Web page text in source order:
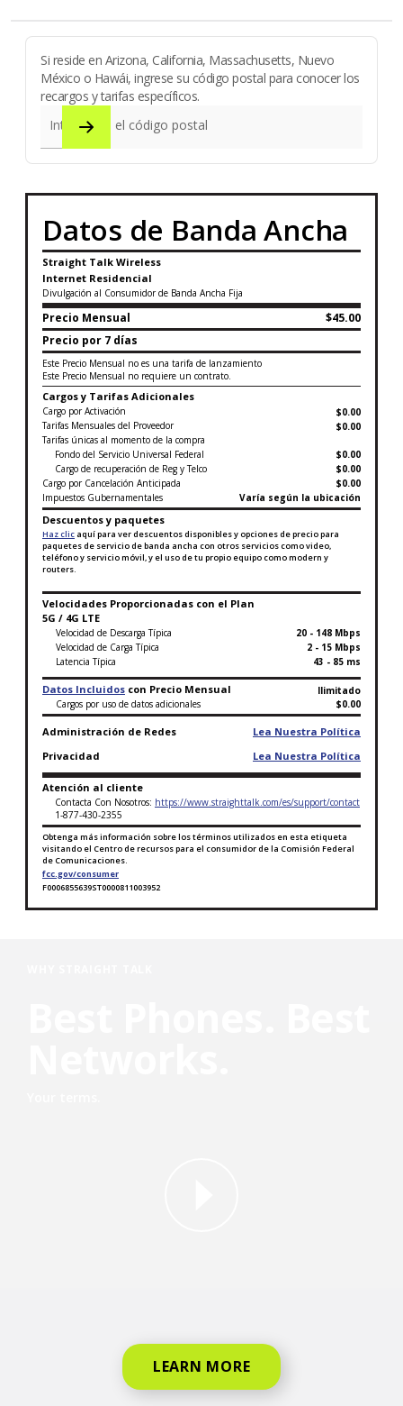
Si reside en Arizona, California, Massachusetts, Nuevo
México o Hawái, ingrese su código postal para conocer los
recargos y tarifas específicos.
Introduzca el código postal
Datos de Banda Ancha
Straight Talk Wireless
Internet Residencial
Divulgación al Consumidor de Banda Ancha Fija
Precio Mensual
$45.00
Precio por 7 días
Este Precio Mensual no es una tarifa de lanzamiento
Este Precio Mensual no requiere un contrato.
Cargos y Tarifas Adicionales
Cargo por Activación
$0.00
Tarifas Mensuales del Proveedor
$0.00
Tarifas únicas al momento de la compra
Fondo del Servicio Universal Federal
$0.00
Cargo de recuperación de Reg y Telco
$0.00
Cargo por Cancelación Anticipada
$0.00
Impuestos Gubernamentales
Varía según la ubicación
Descuentos y paquetes
Haz clic aquí para ver descuentos disponibles y opciones de precio para
paquetes de servicio de banda ancha con otros servicios como video,
teléfono y servicio móvil, y el uso de tu propio equipo como modern y
routers.
Velocidades Proporcionadas con el Plan
5G / 4G LTE
Velocidad de Descarga Típica
20 - 148 Mbps
Velocidad de Carga Típica
2 - 15 Mbps
Latencia Típica
43 - 85 ms
Datos Incluidos con Precio Mensual
Ilimitado
Cargos por uso de datos adicionales
$0.00
Administración de Redes
Lea Nuestra Política
Privacidad
Lea Nuestra Política
Atención al cliente
Contacta Con Nosotros: https://www.straighttalk.com/es/support/contact
1-877-430-2355
Obtenga más información sobre los términos utilizados en esta etiqueta
visitando el Centro de recursos para el consumidor de la Comisión Federal
de Comunicaciones.
fcc.gov/consumer
F0006855639ST0000811003952
Finaliza la etiqueta de datos sobre banda ancha para
LEARN MORE